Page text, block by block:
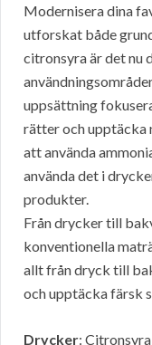
Modernisera dina
utforskat både
citronsyra är det nu
uppsättning
rätter och upptäcka
att använda
använda det i
produkter.
Från drycker till
konventionella
allt från dryck till
och upptäcka färsk
Drycker: